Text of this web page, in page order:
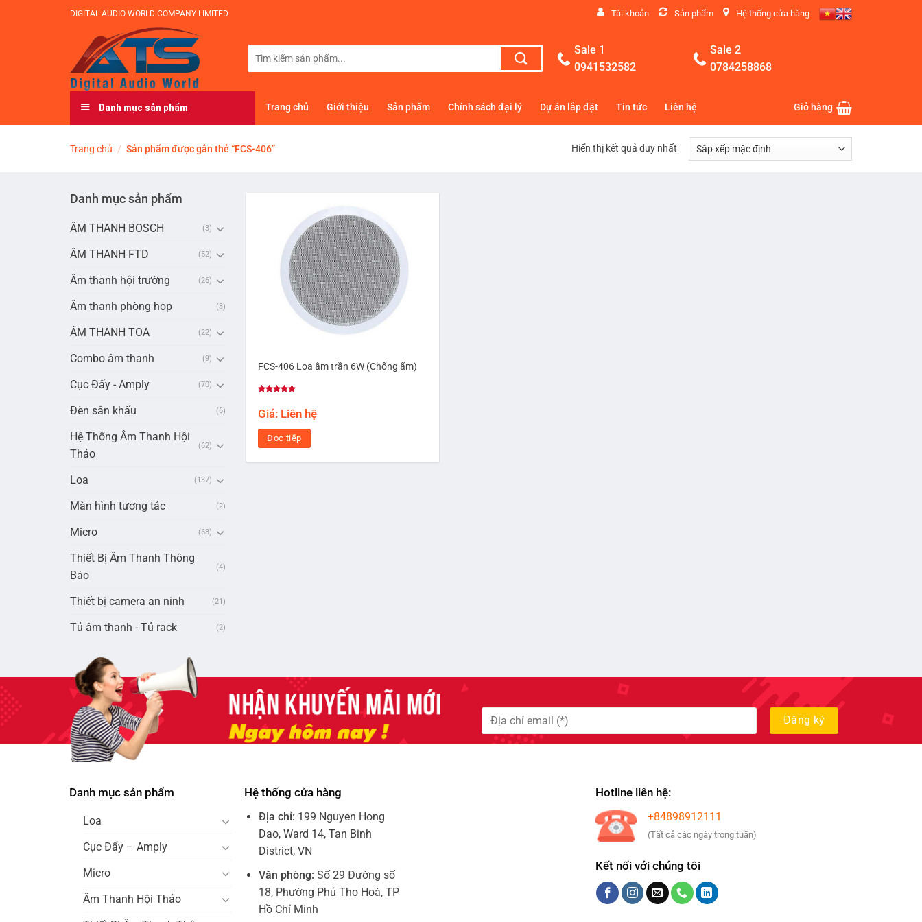
DIGITAL AUDIO WORLD COMPANY LIMITED Tài khoản Sản phẩm Hệ thống cửa hàng
Tìm
Sale 1
0941532582
Sale 2
0784258868
Danh mục sản phẩm Trang chủ Giới thiệu Sản phẩm Chính sách đại lý Dự án lắp đặt Tin tức Liên hệ Giỏ hàng
Trang chủ / Sản phẩm được gắn thẻ “FCS-406” Hiển thị kết quả duy nhất
Danh mục sản phẩm
ÂM THANH BOSCH (3)
ÂM THANH FTD (52)
Âm thanh hội trường (26)
Âm thanh phòng họp (3)
ÂM THANH TOA (22)
Combo âm thanh (9)
Cục Đẩy - Amply (70)
Đèn sân khấu (6)
Hệ Thống Âm Thanh Hội
Thảo
(62)
Loa (137)
Màn hình tương tác (2)
Micro (68)
Thiết Bị Âm Thanh Thông
Báo
(4)
Thiết bị camera an ninh (21)
Tủ âm thanh - Tủ rack (2)
FCS-406 Loa âm trần 6W (Chống ẩm)
hạng
5.00
5 sao
Giá: Liên hệ
Đọc tiếp
Danh mục sản phẩm
Loa
Cục Đẩy – Amply
Micro
Âm Thanh Hội Thảo
Hệ thống cửa hàng
Địa chỉ: 199 Nguyen Hong
Dao, Ward 14, Tan Binh
District, VN
Văn phòng: Số 29 Đường số
18, Phường Phú Thọ Hoà, TP
Hồ Chí Minh
Hotline liên hệ:
+84898912111
(Tất cả các ngày trong tuần)
Kết nối với chúng tôi